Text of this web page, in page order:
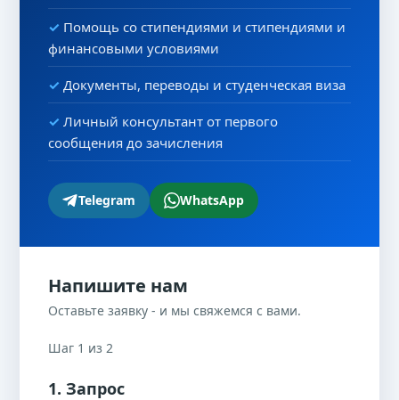
Помощь со стипендиями и стипендиями и
финансовыми условиями
Документы, переводы и студенческая виза
Личный консультант от первого
сообщения до зачисления
Telegram WhatsApp
Напишите нам
Оставьте заявку - и мы свяжемся с вами.
Шаг 1 из 2
1. Запрос